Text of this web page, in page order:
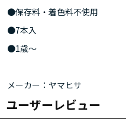
●保存料・着色料不使用
●7本入
●1歳～
メーカー：ヤマヒサ
ユーザーレビュー